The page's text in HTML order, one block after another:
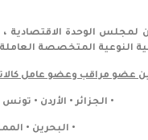
النوعية المتخصصة
بين عضو مراقب وعضو عامل
• الجزائر • الأردن •
• البحرين •